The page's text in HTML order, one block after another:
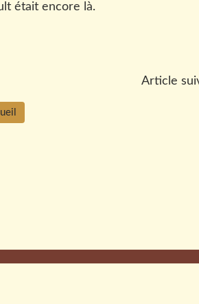
était encore là.
Article